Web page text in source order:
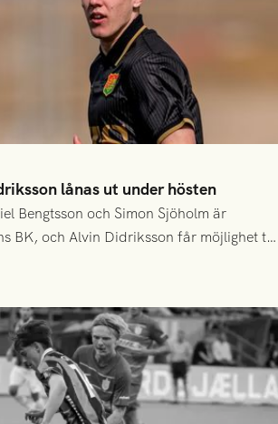
lånas ut under hösten
Bengtsson och Simon Sjöholm är
BK, och Alvin Didriksson får möjlighet till
föreningssamarbete.